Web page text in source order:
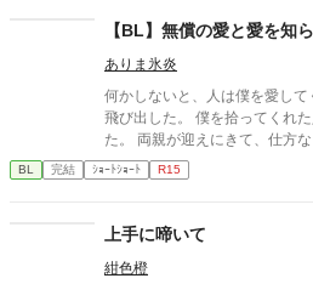
【BL】無償の愛と愛を知ら
ありま氷炎
何かしないと、人は僕を愛し
飛び出した。 僕を拾ってくれ
た。 両親が迎えにきて、仕方
後、僕は彼と再会した。
BL 完結 ｼｮｰﾄｼｮｰﾄ R15
上手に啼いて
紺色橙